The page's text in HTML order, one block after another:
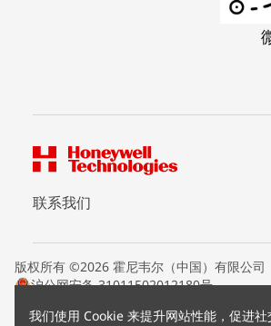
我们使用 Cookie 来提升网站性能，促进
联系我们
版权所有 ©2026 霍尼韦尔（中国）有限公司
沪公网安备 31011502012180号
条款条约